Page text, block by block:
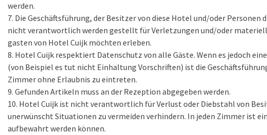
werden.
Die Geschäftsführung, der Besitzer von diese Hotel und/oder Personen
nicht verantwortlich werden gestellt für Verletzungen und/oder
gasten von Hotel Cuijk möchten erleben.
Hotel Cuijk respektiert Datenschutz von alle Gäste. Wenn es jedoch
(von Beispiel es tut nicht Einhaltung Vorschriften) ist die
Zimmer ohne Erlaubnis zu eintreten.
Gefunden Artikeln muss an der Rezeption abgegeben werden.
Hotel Cuijk ist nicht verantwortlich für Verlust oder Diebstahl von
unerwünscht Situationen zu vermeiden verhindern. In jeden Zimmer ist
aufbewahrt werden können.